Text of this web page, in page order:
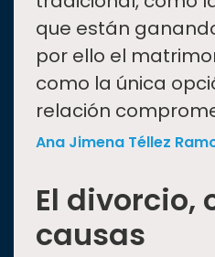
que están
por ello el
como la única
relación
Ana Jimena Téllez
El divorcio,
causas